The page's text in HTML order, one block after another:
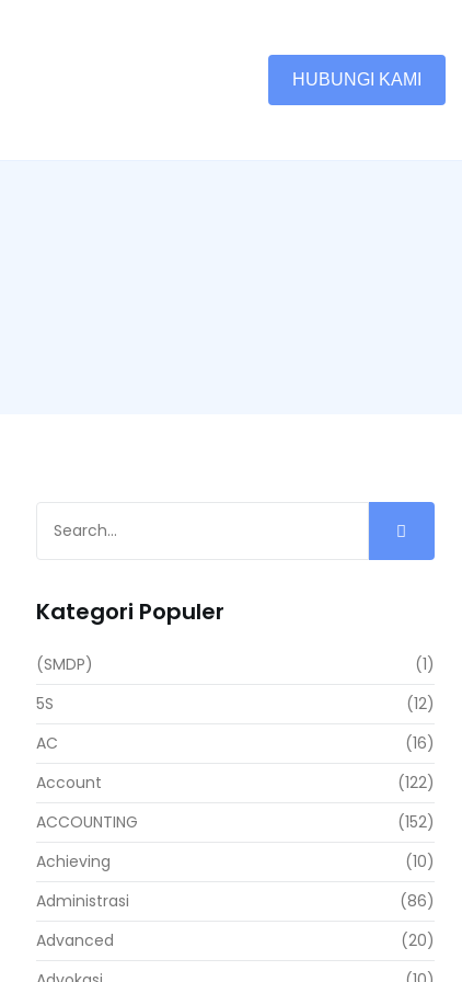
HUBUNGI KAMI
Kategori Populer
(SMDP)
(1)
5S
(12)
AC
(16)
Account
(122)
ACCOUNTING
(152)
Achieving
(10)
Administrasi
(86)
Advanced
(20)